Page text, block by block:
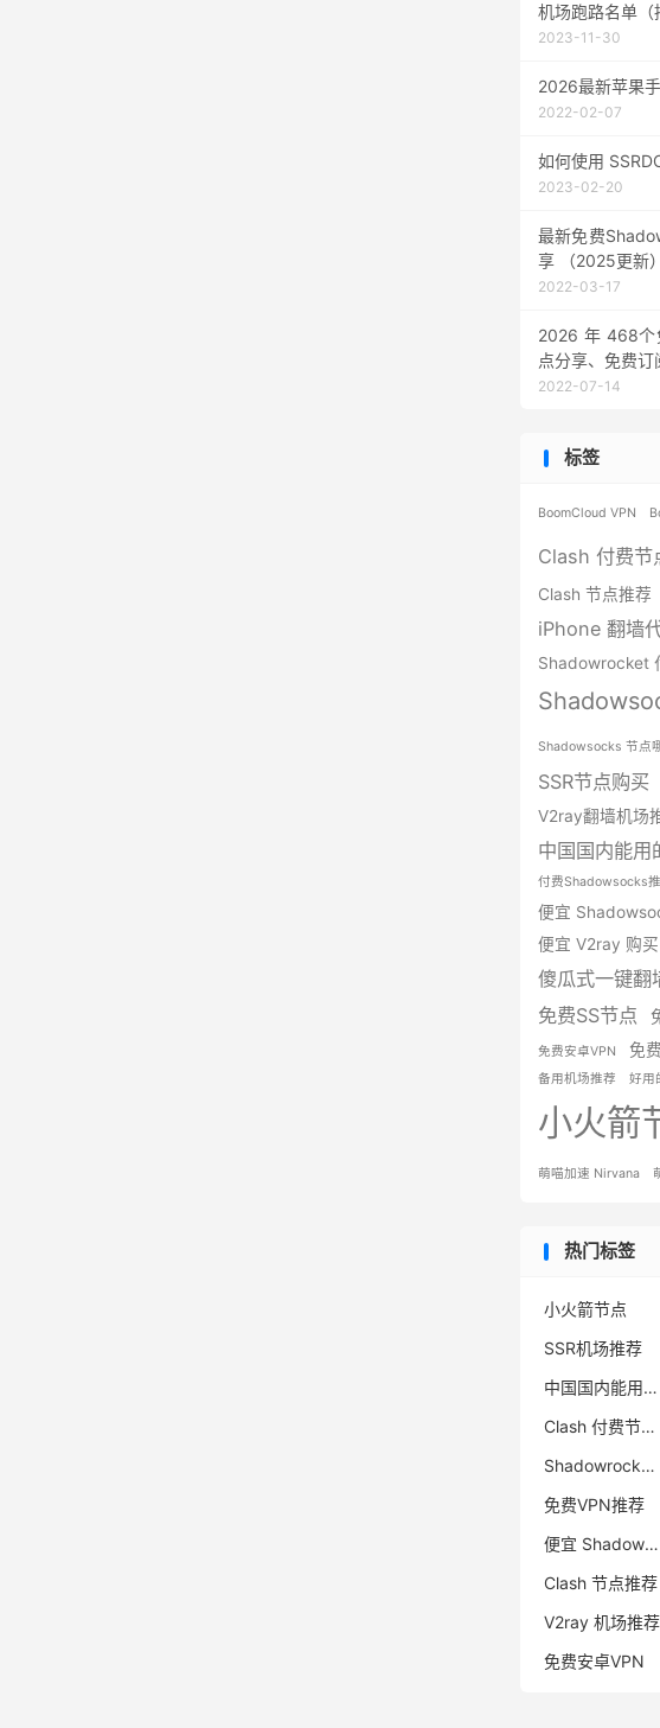
机场跑路名单（
2023-11-30
2026最新苹果
2022-02-07
如何使用
2023-02-20
最新免费
享 （2025更新
2022-03-17
2026 年 468个
点分享、免费订
2022-07-14
标签
BoomCloud VPN
Clash 付费节
Clash 节点推荐
iPhone 翻墙
Shadowrocket
Shadowsocks 节点
SSR节点购买
V2ray翻墙机场
中国国内能用
付费Shadowsocks
便宜
便宜 V2ray 购买
傻瓜式一键翻
免费SS节点
免费安卓VPN 免
备用机场推荐 好用
小火箭
萌喵加速 Nirvana
热门标签
小火箭节点
SSR机场推荐
中国国内能用的翻墙VPN推荐
Clash 付费节点购买
Shadowrocket 地址
免费VPN推荐
便宜 Shadowsocks 购买
Clash 节点推荐
V2ray 机场推荐
免费安卓VPN